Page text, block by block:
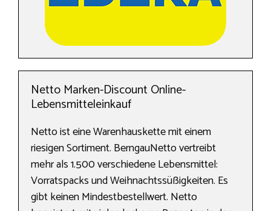
Netto Marken-Discount Online-
Lebensmitteleinkauf
Netto ist eine Warenhauskette mit einem
riesigen Sortiment. BerngauNetto vertreibt
mehr als 1.500 verschiedene Lebensmittel:
Vorratspacks und Weihnachtssüßigkeiten. Es
gibt keinen Mindestbestellwert. Netto